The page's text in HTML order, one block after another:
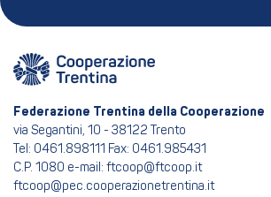
Federazione Trentina della Cooperazione
via Segantini, 10 - 38122 Trento
Tel: 0461.898111 Fax: 0461.985431
C.P. 1080 e-mail: ftcoop@ftcoop.it
ftcoop@pec.cooperazionetrentina.it